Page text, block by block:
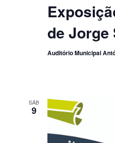
de Jorge
Auditório Municipal
SÁB
9